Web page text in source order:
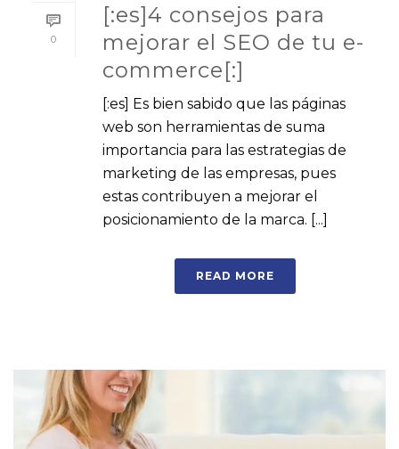
0
[:es]4 consejos para
mejorar el SEO de tu e-
commerce[:]
[:es] Es bien sabido que las páginas
web son herramientas de suma
importancia para las estrategias de
marketing de las empresas, pues
estas contribuyen a mejorar el
posicionamiento de la marca. [...]
READ MORE